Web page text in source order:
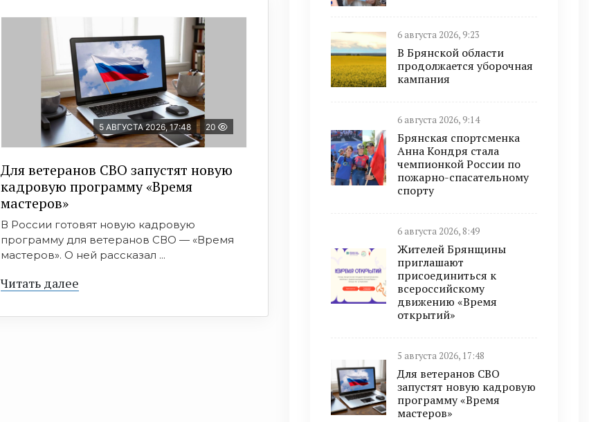
5 АВГУСТА 2026, 17:48 20
Для ветеранов СВО запустят новую
кадровую программу «Время
мастеров»
В России готовят новую кадровую
программу для ветеранов СВО — «Время
мастеров». О ней рассказал ...
Читать далее
6 августа 2026, 9:23
В Брянской области
продолжается уборочная
кампания
6 августа 2026, 9:14
Брянская спортсменка
Анна Кондря стала
чемпионкой России по
пожарно-спасательному
спорту
6 августа 2026, 8:49
Жителей Брянщины
приглашают
присоединиться к
всероссийскому
движению «Время
открытий»
5 августа 2026, 17:48
Для ветеранов СВО
запустят новую кадровую
программу «Время
мастеров»